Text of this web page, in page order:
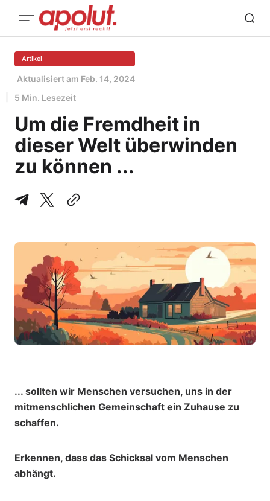
Artikel
Aktualisiert am Feb. 14, 2024
5 Min. Lesezeit
Um die Fremdheit in
dieser Welt überwinden
zu können ...
... sollten wir Menschen versuchen, uns in der
mitmenschlichen Gemeinschaft ein Zuhause zu
schaffen.
Erkennen, dass das Schicksal vom Menschen
abhängt.